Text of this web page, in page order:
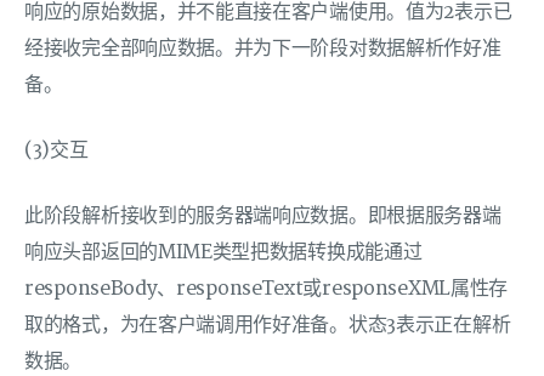
响应的原始数据，并不能直接在客户端使用。值为2表示已
经接收完全部响应数据。并为下一阶段对数据解析作好准
备。
(3)交互
此阶段解析接收到的服务器端响应数据。即根据服务器端
响应头部返回的MIME类型把数据转换成能通过
responseBody、responseText或responseXML属性存
取的格式，为在客户端调用作好准备。状态3表示正在解析
数据。